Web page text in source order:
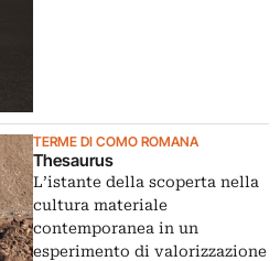
TERME DI COMO ROMANA
Thesaurus
L’istante della scoperta nella
cultura materiale
contemporanea in un
esperimento di valorizzazione